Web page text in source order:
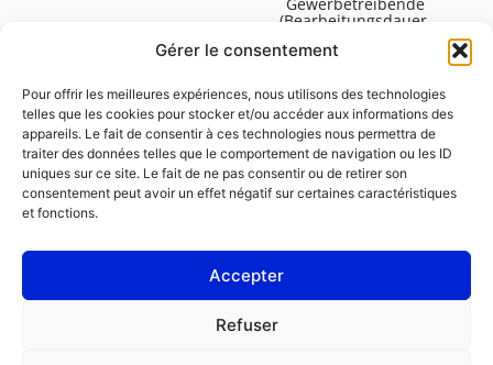
Gérer le consentement
Pour offrir les meilleures expériences, nous utilisons des technologies
telles que les cookies pour stocker et/ou accéder aux informations des
appareils. Le fait de consentir à ces technologies nous permettra de
traiter des données telles que le comportement de navigation ou les ID
uniques sur ce site. Le fait de ne pas consentir ou de retirer son
consentement peut avoir un effet négatif sur certaines caractéristiques
et fonctions.
Accepter
Refuser
(Bearbeitungsdauer,
technische Assistenz usw.).
Montag bis Freitag von